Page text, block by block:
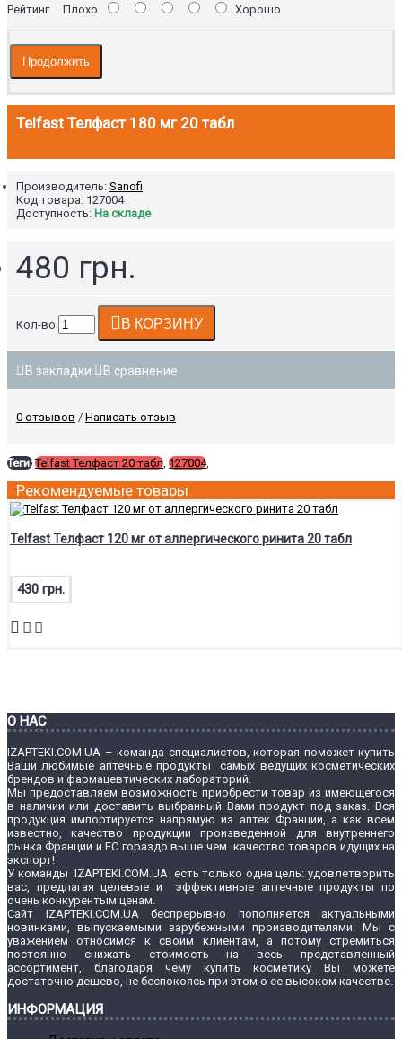
РейтингПлохо Хорошо
Продолжить
Telfast Телфаст 180 мг 20 табл
Производитель: Sanofi
Код товара: 127004
Доступность: На складе
480 грн.
Кол-во В КОРЗИНУ
В закладки В сравнение
0 отзывов / Написать отзыв
Теги: Telfast Телфаст 20 табл 127004,
Рекомендуемые товары
Telfast Телфаст 120 мг от аллергического ринита 20 табл
430 грн.
О НАС
IZAPTEKI.COM.UA – команда специалистов, которая поможет купить
Ваши любимые аптечные продукты самых ведущих косметических
брендов и фармацевтических лабораторий.
Мы предоставляем возможность приобрести товар из имеющегося
в наличии или доставить выбранный Вами продукт под заказ. Вся
продукция импортируется напрямую из аптек Франции, а как всем
известно, качество продукции произведенной для внутреннего
рынка Франции и ЕС гораздо выше чем качество товаров идущих на
экспорт!
У команды IZAPTEKI.COM.UA есть только одна цель: удовлетворить
вас, предлагая целевые и эффективные аптечные продукты по
очень конкурентым ценам.
Сайт IZAPTEKI.COM.UA беспрерывно пополняется актуальными
новинками, выпускаемыми зарубежными производителями. Мы с
уважением относимся к своим клиентам, а потому стремиться
постоянно снижать стоимость на весь представленный
ассортимент, благодаря чему купить косметику Вы можете
достаточно дешево, не беспокоясь при этом о ее высоком качестве.
ИНФОРМАЦИЯ